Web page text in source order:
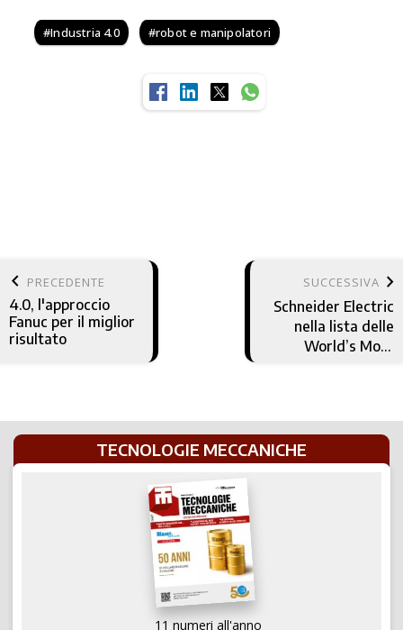
Industria 4.0 robot e manipolatori
keyboard_arrow_left PRECEDENTE
4.0, l'approccio
Fanuc per il miglior
risultato
SUCCESSIVA keyboard_arrow_right
Schneider Electric
nella lista delle
World’s Most
TECNOLOGIE MECCANICHE
11 numeri all'anno